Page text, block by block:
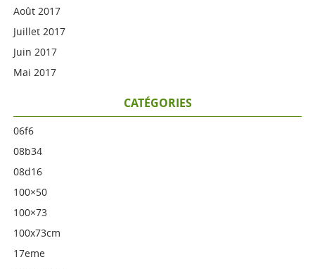
Août 2017
Juillet 2017
Juin 2017
Mai 2017
CATÉGORIES
06f6
08b34
08d16
100×50
100×73
100x73cm
17eme